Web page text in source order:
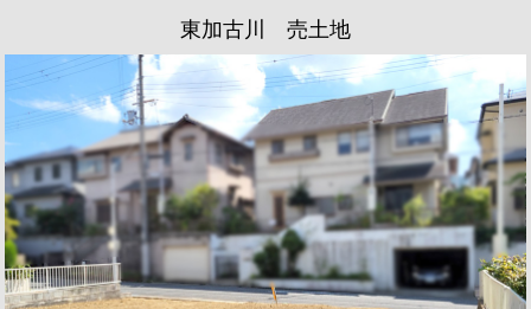
東加古川 売土地